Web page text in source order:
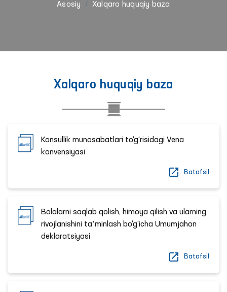
Asosiy Xalqaro huquqiy baza
Xalqaro huquqiy baza
Konsullik munosabatlari to‘g‘risidagi Vena
konvensiyasi
Batafsil
Bolalarni saqlab qolish, himoya qilish va ularning
rivojlanishini taʼminlash bo‘g‘icha Umumjahon
deklaratsiyasi
Batafsil